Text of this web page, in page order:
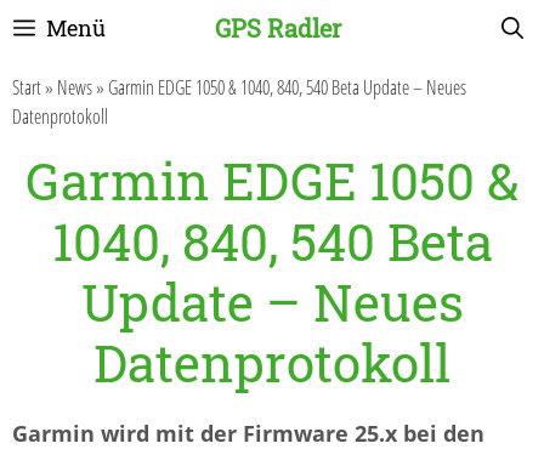
Zum
springen
GPS Radler
Menü
Start» News» Garmin EDGE 1050 & 1040, 840, 540 Beta Update – Neues
Datenprotokoll
Garmin EDGE 1050 &
1040, 840, 540 Beta
Update – Neues
Datenprotokoll
Garmin wird mit der Firmware 25.x bei den